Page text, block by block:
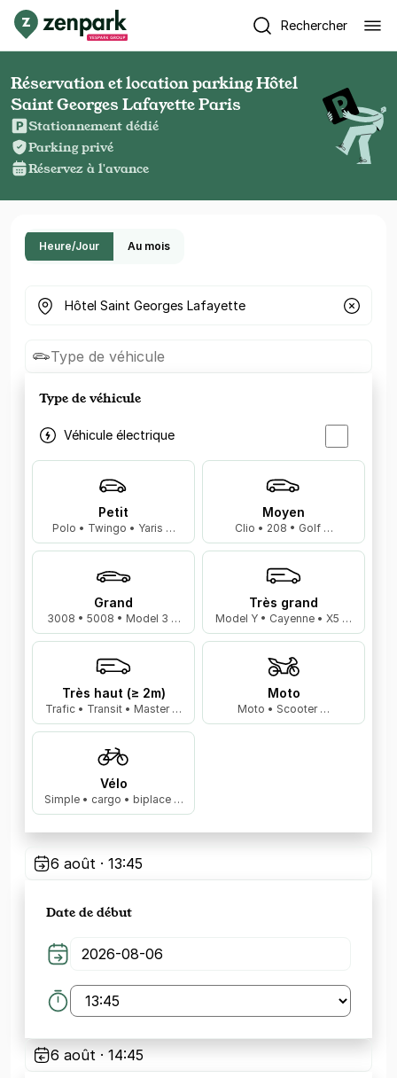
Rechercher
Réservation et location parking Hôtel
Saint Georges Lafayette Paris
Stationnement dédié
Parking privé
Réservez à l'avance
Heure/Jour Au mois
Où cherchez-vous un parking ?
Type de véhicule
Type de véhicule
Véhicule électrique
Petit
Polo • Twingo • Yaris …
Moyen
Clio • 208 • Golf …
Grand
3008 • 5008 • Model 3 …
Très grand
Model Y • Cayenne • X5 …
Très haut (≥ 2m)
Trafic • Transit • Master …
Moto
Moto • Scooter …
Vélo
Simple • cargo • biplace …
6 août · 13:45
Date de début
6 août · 14:45